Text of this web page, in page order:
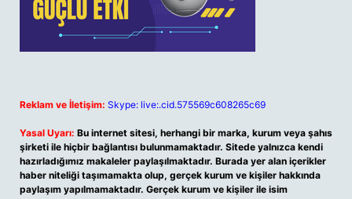
Reklam ve İletişim: Skype: live:.cid.575569c608265c69
Yasal Uyarı: Bu internet sitesi, herhangi bir marka, kurum veya şahıs
şirketi ile hiçbir bağlantısı bulunmamaktadır. Sitede yalnızca kendi
hazırladığımız makaleler paylaşılmaktadır. Burada yer alan içerikler
haber niteliği taşımamakta olup, gerçek kurum ve kişiler hakkında
paylaşım yapılmamaktadır. Gerçek kurum ve kişiler ile isim